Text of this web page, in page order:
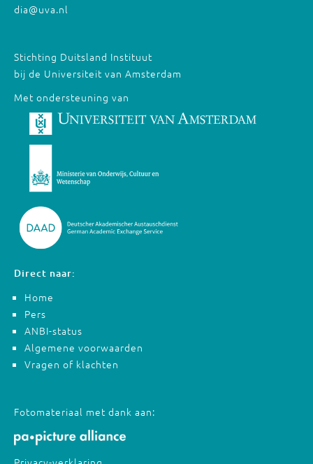
dia@uva.nl
Stichting Duitsland Instituut
bij de Universiteit van Amsterdam
Met ondersteuning van
Direct naar:
Home
Pers
ANBI-status
Algemene voorwaarden
Vragen of klachten
Fotomateriaal met dank aan: